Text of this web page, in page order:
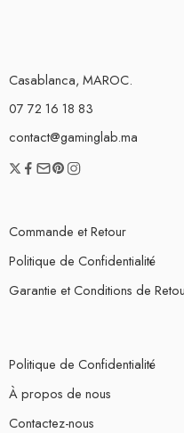
Casablanca, MAROC.
07 72 16 18 83
contact@gaminglab.ma
Commande et Retour
Politique de Confidentialité
Garantie et Conditions de
Politique de Confidentialité
À propos de nous
Contactez-nous